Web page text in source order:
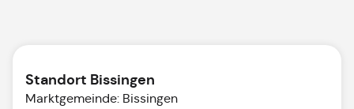
Standort Bissingen
Marktgemeinde: Bissingen